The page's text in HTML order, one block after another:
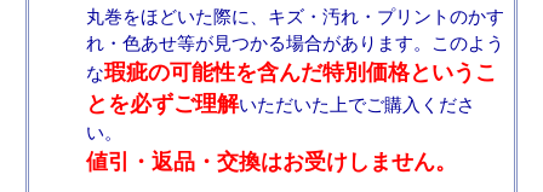
丸巻をほどいた際に、キズ・汚れ・プリントのかす
れ・色あせ等が見つかる場合があります。このよう
な瑕疵の可能性を含んだ特別価格というこ
とを必ずご理解いただいた上でご購入くださ
い。
値引・返品・交換はお受けしません。